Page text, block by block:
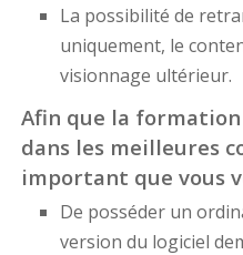
La possibilité de
uniquement, le
visionnage ultérieur.
Afin que la
dans les meilleures
important que vous
De posséder un
version du logiciel